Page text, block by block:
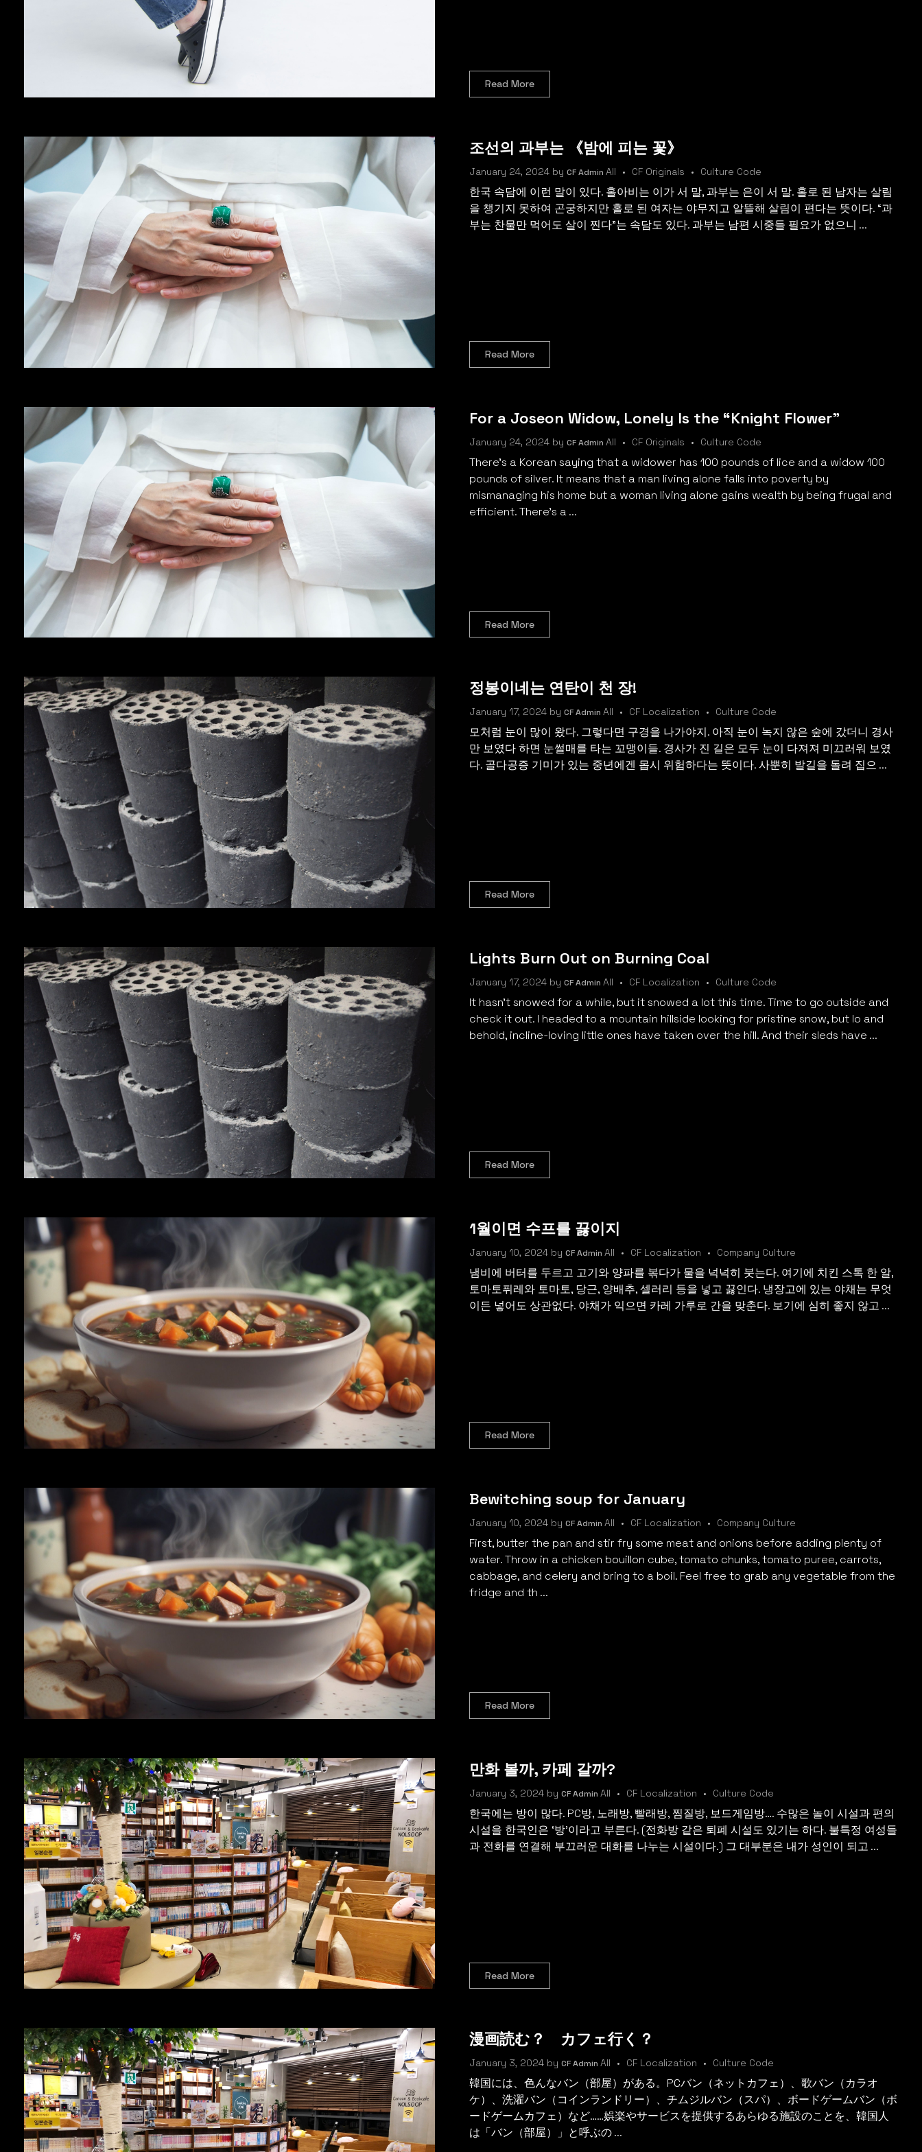
Read More
조선의 과부는 《밤에 피는 꽃》
January 24, 2024 by CF Admin All CF Originals Culture Code
한국 속담에 이런 말이 있다. 홀아비는 이가 서 말, 과부는 은이 서 말. 홀로 된 남자는 살림
을 챙기지 못하여 곤궁하지만 홀로 된 여자는 야무지고 알뜰해 살림이 편다는 뜻이다. “과
부는 찬물만 먹어도 살이 찐다”는 속담도 있다. 과부는 남편 시중들 필요가 없으니 ...
Read More
For a Joseon Widow, Lonely Is the “Knight Flower”
January 24, 2024 by CF Admin All CF Originals Culture Code
There’s a Korean saying that a widower has 100 pounds of lice and a widow 100
pounds of silver. It means that a man living alone falls into poverty by
mismanaging his home but a woman living alone gains wealth by being frugal and
efficient. There’s a ...
Read More
정봉이네는 연탄이 천 장!
January 17, 2024 by CF Admin All CF Localization Culture Code
모처럼 눈이 많이 왔다. 그렇다면 구경을 나가야지. 아직 눈이 녹지 않은 숲에 갔더니 경사
만 보였다 하면 눈썰매를 타는 꼬맹이들. 경사가 진 길은 모두 눈이 다져져 미끄러워 보였
다. 골다공증 기미가 있는 중년에겐 몹시 위험하다는 뜻이다. 사뿐히 발길을 돌려 집으 ...
Read More
Lights Burn Out on Burning Coal
January 17, 2024 by CF Admin All CF Localization Culture Code
It hasn’t snowed for a while, but it snowed a lot this time. Time to go outside and
check it out. I headed to a mountain hillside looking for pristine snow, but lo and
behold, incline-loving little ones have taken over the hill. And their sleds have ...
Read More
1월이면 수프를 끓이지
January 10, 2024 by CF Admin All CF Localization Company Culture
냄비에 버터를 두르고 고기와 양파를 볶다가 물을 넉넉히 붓는다. 여기에 치킨 스톡 한 알,
토마토퓌레와 토마토, 당근, 양배추, 셀러리 등을 넣고 끓인다. 냉장고에 있는 야채는 무엇
이든 넣어도 상관없다. 야채가 익으면 카레 가루로 간을 맞춘다. 보기에 심히 좋지 않고 ...
Read More
Bewitching soup for January
January 10, 2024 by CF Admin All CF Localization Company Culture
First, butter the pan and stir fry some meat and onions before adding plenty of
water. Throw in a chicken bouillon cube, tomato chunks, tomato puree, carrots,
cabbage, and celery and bring to a boil. Feel free to grab any vegetable from the
fridge and th ...
Read More
만화 볼까, 카페 갈까?
January 3, 2024 by CF Admin All CF Localization Culture Code
한국에는 방이 많다. PC방, 노래방, 빨래방, 찜질방, 보드게임방…. 수많은 놀이 시설과 편의
시설을 한국인은 ‘방’이라고 부른다. (전화방 같은 퇴폐 시설도 있기는 하다. 불특정 여성들
과 전화를 연결해 부끄러운 대화를 나누는 시설이다.) 그 대부분은 내가 성인이 되고 ...
Read More
漫画読む？ カフェ行く？
January 3, 2024 by CF Admin All CF Localization Culture Code
韓国には、色んなバン（部屋）がある。PCバン（ネットカフェ）、歌バン（カラオ
ケ）、洗濯バン（コインランドリー）、チムジルバン（スパ）、ボードゲームバン（ボ
ードゲームカフェ）など……娯楽やサービスを提供するあらゆる施設のことを、韓国人
は「バン（部屋）」と呼ぶの ...